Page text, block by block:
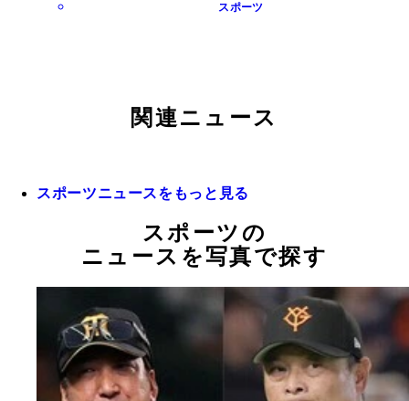
スポーツ
関連ニュース
スポーツニュースをもっと見る
スポーツの
ニュースを写真で探す